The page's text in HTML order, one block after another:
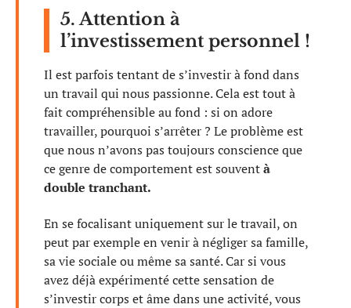
5. Attention à
l’investissement personnel !
Il est parfois tentant de s’investir à fond dans
un travail qui nous passionne. Cela est tout à
fait compréhensible au fond : si on adore
travailler, pourquoi s’arrêter ? Le problème est
que nous n’avons pas toujours conscience que
ce genre de comportement est souventà
double tranchant.
En se focalisant uniquement sur le travail, on
peut par exemple en venir à négliger sa famille,
sa vie sociale ou même sa santé. Car si vous
avez déjà expérimenté cette sensation de
s’investir corps et âme dans une activité, vous